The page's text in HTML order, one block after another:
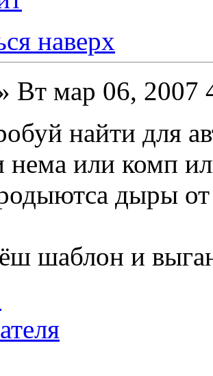
наверх
Вт мар 06, 2007
найти для
нема или комп
дыры
шаблон и